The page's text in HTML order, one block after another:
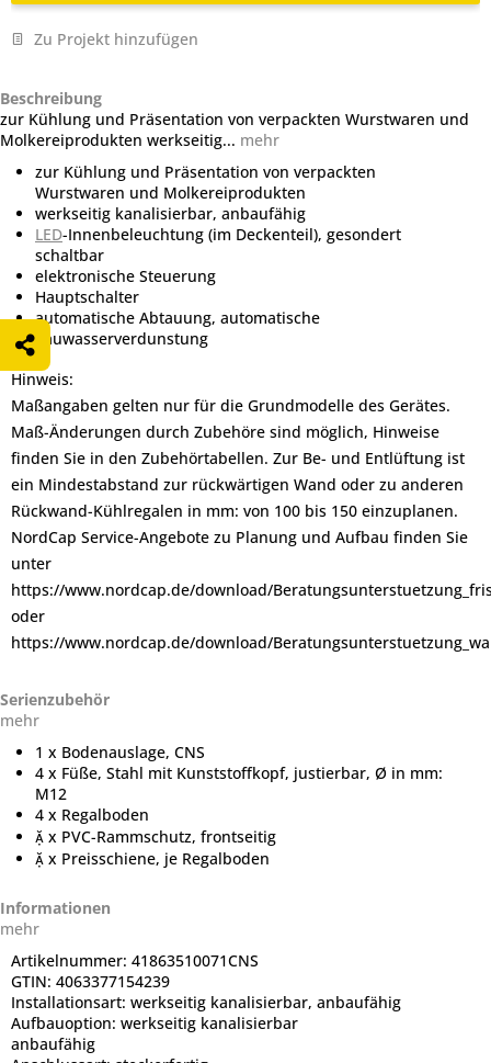
Zu Projekt hinzufügen
Beschreibung
zur Kühlung und Präsentation von verpackten Wurstwaren und
Molkereiprodukten werkseitig... mehr
zur Kühlung und Präsentation von verpackten
Wurstwaren und Molkereiprodukten
werkseitig kanalisierbar, anbaufähig
LED-Innenbeleuchtung (im Deckenteil), gesondert
schaltbar
elektronische Steuerung
Hauptschalter
automatische Abtauung, automatische
Tauwasserverdunstung
Hinweis:
Maßangaben gelten nur für die Grundmodelle des Gerätes.
Maß-Änderungen durch Zubehöre sind möglich, Hinweise
finden Sie in den Zubehörtabellen. Zur Be- und Entlüftung ist
ein Mindestabstand zur rückwärtigen Wand oder zu anderen
Rückwand-Kühlregalen in mm: von 100 bis 150 einzuplanen.
NordCap Service-Angebote zu Planung und Aufbau finden Sie
unter
https://www.nordcap.de/download/
oder
https://www.nordcap.de/download/
Serienzubehör
mehr
1 x Bodenauslage, CNS
4 x Füße, Stahl mit Kunststoffkopf, justierbar, Ø in mm:
M12
4 x Regalboden
 x PVC-Rammschutz, frontseitig
 x Preisschiene, je Regalboden
Informationen
mehr
Artikelnummer: 41863510071CNS
GTIN: 4063377154239
Installationsart: werkseitig kanalisierbar, anbaufähig
Aufbauoption: werkseitig kanalisierbar
anbaufähig